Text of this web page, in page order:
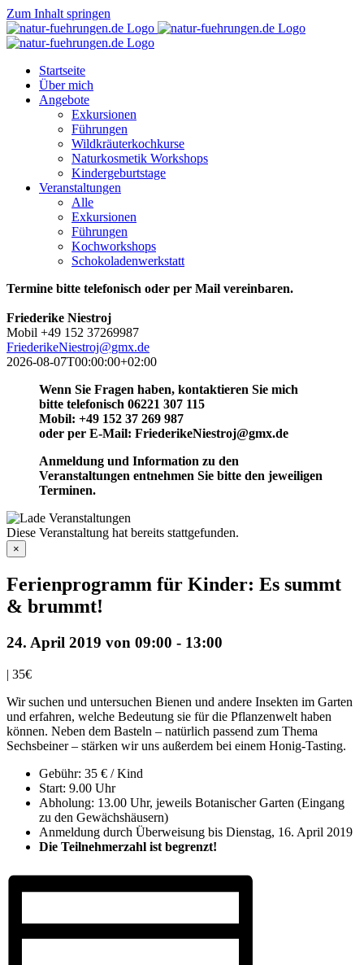
Zum Inhalt springen
Startseite
Über mich
Angebote
Exkursionen
Führungen
Wildkräuterkochkurse
Naturkosmetik Workshops
Kindergeburtstage
Veranstaltungen
Alle
Exkursionen
Führungen
Kochworkshops
Schokoladenwerkstatt
Termine bitte telefonisch oder per Mail vereinbaren.
Friederike Niestroj
Mobil +49 152 37269987
FriederikeNiestroj@gmx.de
2026-08-07T00:00:00+02:00
Wenn Sie Fragen haben, kontaktieren Sie mich
bitte telefonisch 06221 307 115
Mobil: +49 152 37 269 987
oder per E-Mail: FriederikeNiestroj@gmx.de
Anmeldung und Information zu den
Veranstaltungen entnehmen Sie bitte den jeweiligen
Terminen.
Diese Veranstaltung hat bereits stattgefunden.
×
Ferienprogramm für Kinder: Es summt
& brummt!
24. April 2019 von 09:00 - 13:00
| 35€
Wir suchen und untersuchen Bienen und andere Insekten im Garten
und erfahren, welche Bedeutung sie für die Pflanzenwelt haben
können. Neben dem Basteln – natürlich passend zum Thema
Sechsbeiner – stärken wir uns außerdem bei einem Honig-Tasting.
Gebühr: 35 € / Kind
Start: 9.00 Uhr
Abholung: 13.00 Uhr, jeweils Botanischer Garten (Eingang
zu den Gewächshäusern)
Anmeldung durch Überweisung bis Dienstag, 16. April 2019
Die Teilnehmerzahl ist begrenzt!